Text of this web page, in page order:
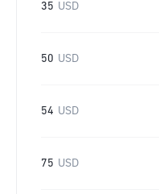
35 USD
50 USD
54 USD
75 USD